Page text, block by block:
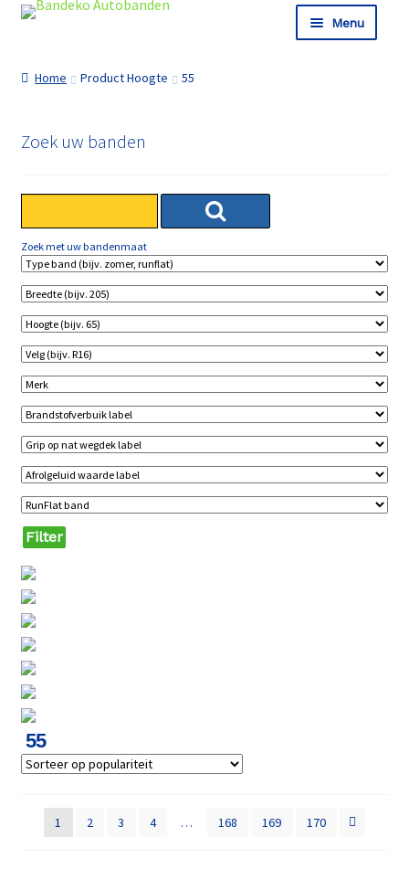
Ga door naar navigatie
Ga naar de inhoud
Menu
Informatie
Afrekenen
Home Product Hoogte 55
55
1 2 3 4 … 168 169 170
Zoek uw banden
Zoek met uw bandenmaat
Filter